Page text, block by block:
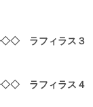
ラフィラス３
ラフィラス４